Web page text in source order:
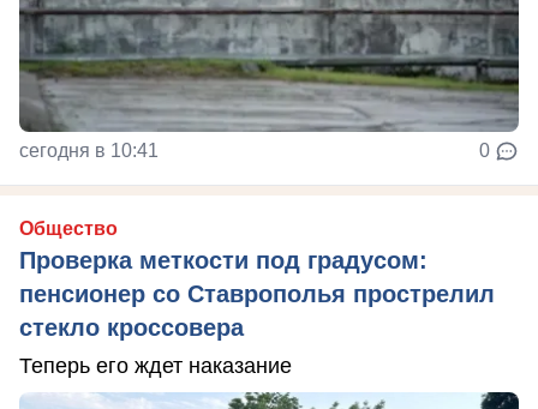
сегодня в 10:41 0
Общество
Проверка меткости под градусом:
пенсионер со Ставрополья прострелил
стекло кроссовера
Теперь его ждет наказание